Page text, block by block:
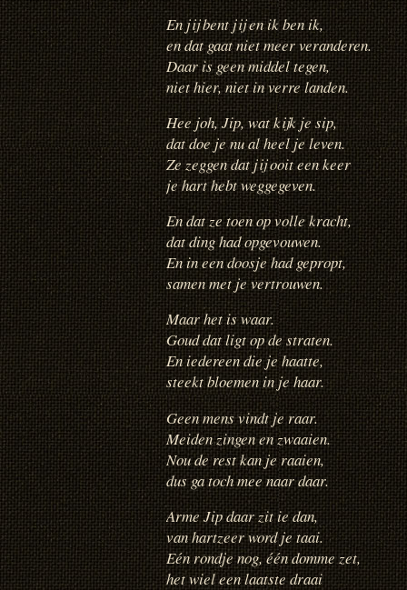
En jij bent jij en ik ben ik,
en dat gaat niet meer veranderen.
Daar is geen middel tegen,
niet hier, niet in verre landen.
Hee joh, Jip, wat kijk je sip,
dat doe je nu al heel je leven.
Ze zeggen dat jij ooit een keer
je hart hebt weggegeven.
En dat ze toen op volle kracht,
dat ding had opgevouwen.
En in een doosje had gepropt,
samen met je vertrouwen.
Maar het is waar.
Goud dat ligt op de straten.
En iedereen die je haatte,
steekt bloemen in je haar.
Geen mens vindt je raar.
Meiden zingen en zwaaien.
Nou de rest kan je raaien,
dus ga toch mee naar daar.
Arme Jip daar zit ie dan,
van hartzeer word je taai.
Eén rondje nog, één domme zet,
het wiel een laatste draai